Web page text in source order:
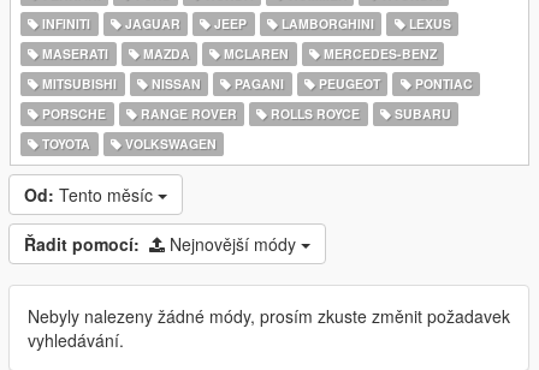
INFINITI
JAGUAR JEEP LAMBORGHINI
LEXUS
MASERATI
MAZDA MCLAREN
MERCEDES-BENZ
MITSUBISHI
NISSAN PAGANI PEUGEOT
PONTIAC
PORSCHE
RANGE ROVER ROLLS ROYCE
SUBARU
TOYOTA
VOLKSWAGEN
Od: Tento měsíc
Řadit pomocí: Nejnovější módy
Nebyly nalezeny žádné módy, prosím zkuste změnit požadavek
vyhledávání.